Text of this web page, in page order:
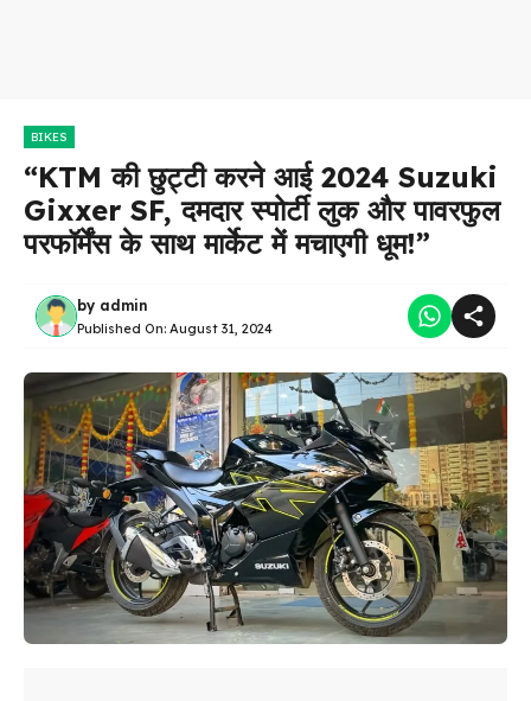
BIKES
“KTM की छुट्टी करने आई 2024 Suzuki
Gixxer SF, दमदार स्पोर्टी लुक और पावरफुल
परफॉर्मेंस के साथ मार्केट में मचाएगी धूम!”
by admin
Published On: August 31, 2024